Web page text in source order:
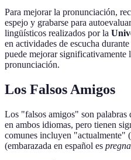
Para mejorar la pronunciación,
espejo y grabarse para
lingüísticos realizados por la
en actividades de escucha
puede mejorar
pronunciación.
Los Falsos Amigos
Los "falsos amigos" son palabras
en ambos idiomas, pero tienen
comunes incluyen "actualmente"
(embarazada en español es